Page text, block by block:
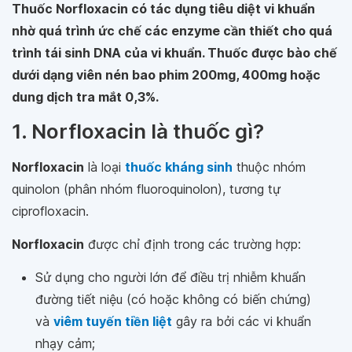
Thuốc Norfloxacin có tác dụng tiêu diệt vi khuẩn
nhờ quá trình ức chế các enzyme cần thiết cho quá
trình tái sinh DNA của vi khuẩn. Thuốc được bào chế
dưới dạng viên nén bao phim 200mg, 400mg hoặc
dung dịch tra mắt 0,3%.
1. Norfloxacin là thuốc gì?
Norfloxacin là loại thuốc kháng sinh thuộc nhóm
quinolon (phân nhóm fluoroquinolon), tương tự
ciprofloxacin.
Norfloxacin được chỉ định trong các trường hợp:
Sử dụng cho người lớn để điều trị nhiễm khuẩn
đường tiết niệu (có hoặc không có biến chứng)
và viêm tuyến tiền liệt gây ra bởi các vi khuẩn
nhạy cảm;